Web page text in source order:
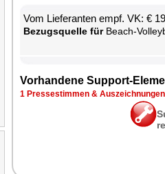
Vom Lie­fe­ran­ten empf. VK: €
Be­zugs­quel­le fürBeach-
Vor­han­de­ne Sup­port-
1 Pres­se­stim­men & Aus­zeich­nun­gen